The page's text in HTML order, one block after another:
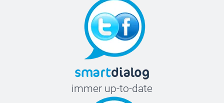
immer up-to-date